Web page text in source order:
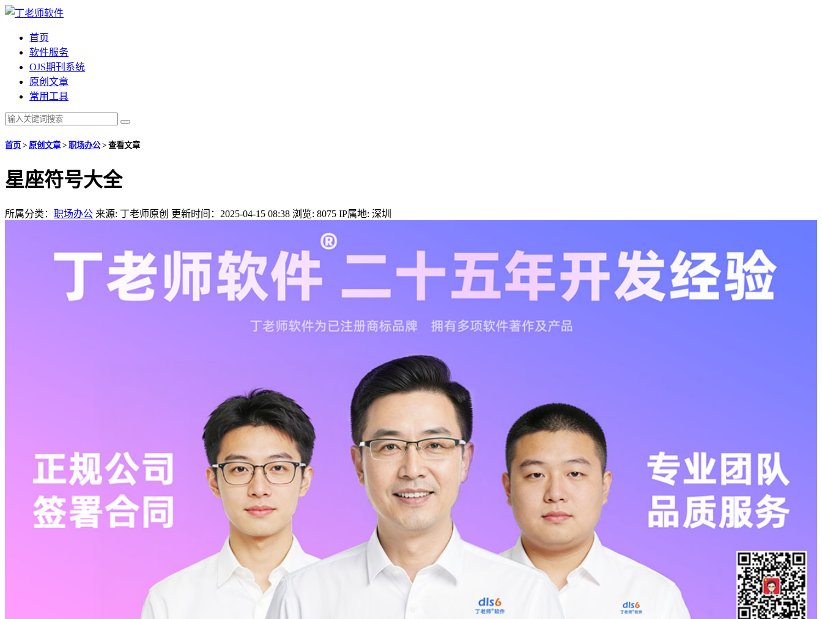
首页
软件服务
OJS期刊系统
原创文章
常用工具
首页 > 原创文章> 职场办公> 查看文章
星座符号大全
所属分类： 职场办公 来源: 丁老师原创 更新时间：2025-04-15 08:38 浏览: 8075 IP属地: 深圳